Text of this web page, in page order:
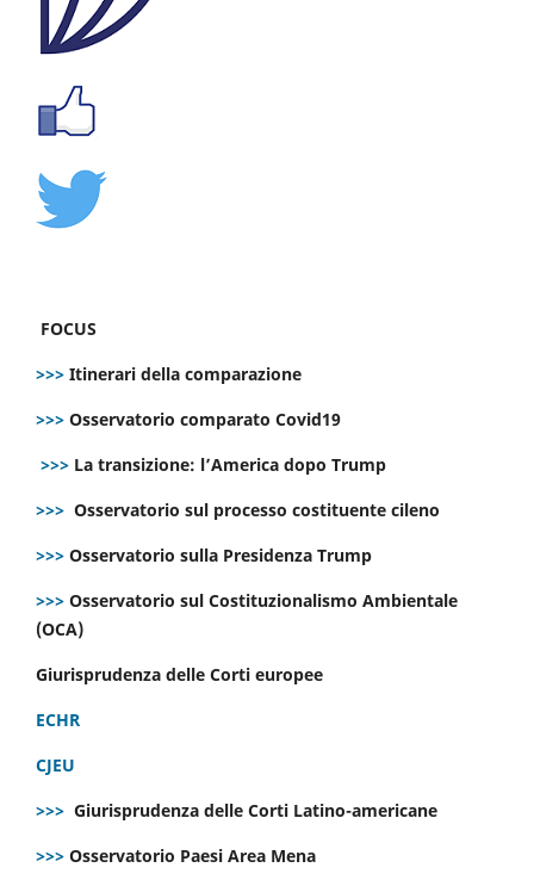
FOCUS
>>> Itinerari della comparazione
>>> Osservatorio comparato Covid19
>>> La transizione: l’America dopo Trump
>>> Osservatorio sul processo costituente cileno
>>> Osservatorio sulla Presidenza Trump
>>> Osservatorio sul Costituzionalismo Ambientale
(OCA)
Giurisprudenza delle Corti europee
ECHR
CJEU
>>> Giurisprudenza delle Corti Latino-americane
>>> Osservatorio Paesi Area Mena